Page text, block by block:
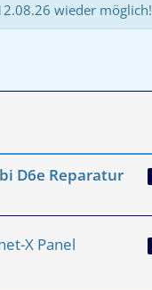
wieder möglich!
D6e Reparatur
X Panel